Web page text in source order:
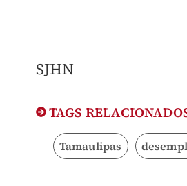
SJHN
TAGS
Tamaulipas